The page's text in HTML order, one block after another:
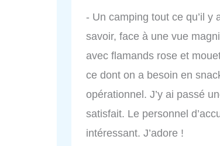
- Un camping tout ce qu’il
savoir, face à une vue
avec flamands rose et
ce dont on a besoin en
opérationnel. J’y ai passé
satisfait. Le personnel
intéressant. J’adore !